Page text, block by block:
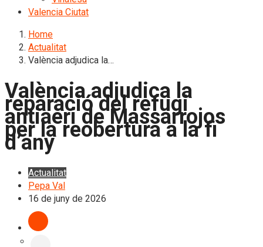
Valencia Ciutat
Home
Actualitat
València adjudica la…
València adjudica la
reparació del refugi
antiaeri de Massarrojos
per la reobertura a la fi
d’any
Actualitat
Pepa Val
16 de juny de 2026